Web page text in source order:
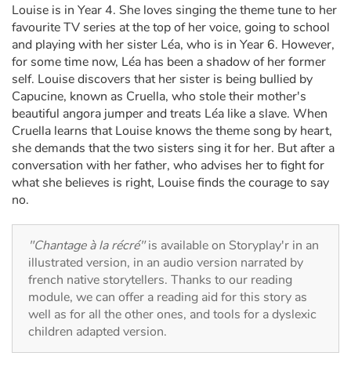
Travel, epic, investigation, adventure
Around the world
Learning
Arts, space, activities
Documentaries
Daily life and hobbies
At school
Festivals and events
Louise is in Year 4. She loves singing the theme tune to her
favourite TV series at the top of her voice, going to school
and playing with her sister Léa, who is in Year 6. However,
for some time now, Léa has been a shadow of her former
self. Louise discovers that her sister is being bullied by
Capucine, known as Cruella, who stole their mother's
beautiful angora jumper and treats Léa like a slave. When
Cruella learns that Louise knows the theme song by heart,
she demands that the two sisters sing it for her. But after a
conversation with her father, who advises her to fight for
what she believes is right, Louise finds the courage to say
no.
"Chantage à la récré"is available on Storyplay'r in an
illustrated version, in an audio version narrated by
french native storytellers. Thanks to our reading
module, we can offer a reading aid for this story as
well as for all the other ones, and tools for a dyslexic
children adapted version.